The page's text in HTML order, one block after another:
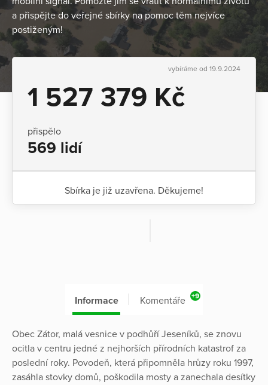
a přispějte do veřejné sbírky na pomoc těm nejvíce
postiženým!
vybíráme od 19.9.2024
1 527 379 Kč
přispělo
569 lidí
Sbírka je již uzavřena. Děkujeme!
Informace Komentáře +9
Obec Zátor, malá vesnice v podhůří Jeseníků, se znovu
ocitla v centru jedné z nejhorších přírodních katastrof za
poslední roky. Povodeň, která připomněla hrůzy roku 1997,
zasáhla stovky domů, poškodila mosty a zanechala desítky